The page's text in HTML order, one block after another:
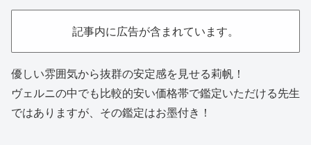
記事内に広告が含まれています。
優しい雰囲気から抜群の安定感を見せる莉帆！
ヴェルニの中でも比較的安い価格帯で鑑定いただける先生
ではありますが、その鑑定はお墨付き！